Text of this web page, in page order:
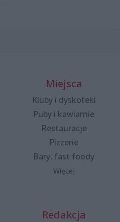
Miejsca
Kluby i dyskoteki
Puby i kawiarnie
Restauracje
Pizzerie
Bary, fast foody
Więcej
Redakcja